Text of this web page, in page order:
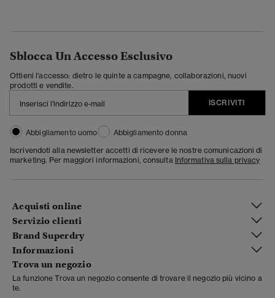
Sblocca Un Accesso Esclusivo
Ottieni l'accesso: dietro le quinte a campagne, collaborazioni, nuovi
prodotti e vendite.
ISCRIVITI
Abbigliamento uomo
Abbigliamento donna
Iscrivendoti alla newsletter accetti di ricevere le nostre comunicazioni di
marketing. Per maggiori informazioni, consulta Informativa sulla privacy
Acquisti online
Servizio clienti
Brand Superdry
Informazioni
Trova un negozio
La funzione Trova un negozio consente di trovare il negozio più vicino a
te.